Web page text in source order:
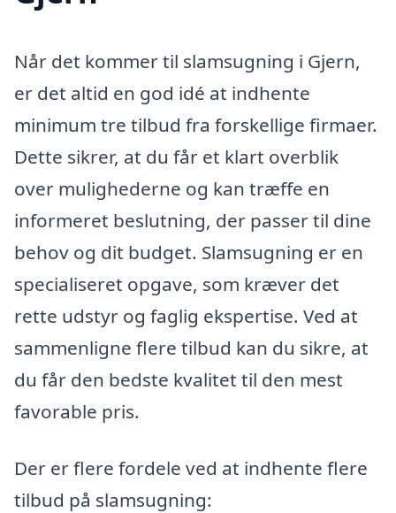
Når det kommer til slamsugning i Gjern,
er det altid en god idé at indhente
minimum tre tilbud fra forskellige firmaer.
Dette sikrer, at du får et klart overblik
over mulighederne og kan træffe en
informeret beslutning, der passer til dine
behov og dit budget. Slamsugning er en
specialiseret opgave, som kræver det
rette udstyr og faglig ekspertise. Ved at
sammenligne flere tilbud kan du sikre, at
du får den bedste kvalitet til den mest
favorable pris.
Der er flere fordele ved at indhente flere
tilbud på slamsugning: